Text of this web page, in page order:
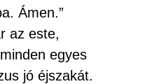
Ámen.”
az este,
egyes
jó éjszakát.